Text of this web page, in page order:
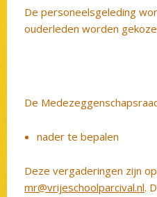
De personeelsgeleding
ouderleden worden
De
nader te bepalen
Deze vergaderingen zijn
mr@vrijeschoolparcival.nl.